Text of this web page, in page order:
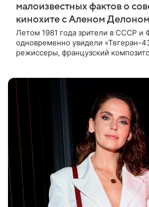
малоизвестных фактов о
кинохите с Аленом Делоном
Летом 1981 года зрители в СССР и
одновременно увидели «Тегеран-
режиссеры, французский